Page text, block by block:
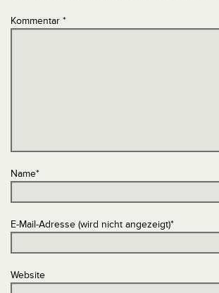
Kommentar *
Name*
E-Mail-Adresse (wird nicht angezeigt)*
Website